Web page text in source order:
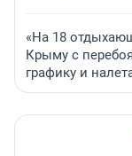
«На 18
Крыму с
графику и